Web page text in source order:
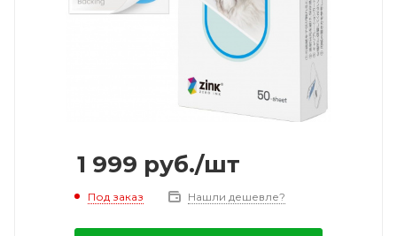
1 999 руб./шт
Под заказ Нашли дешевле?